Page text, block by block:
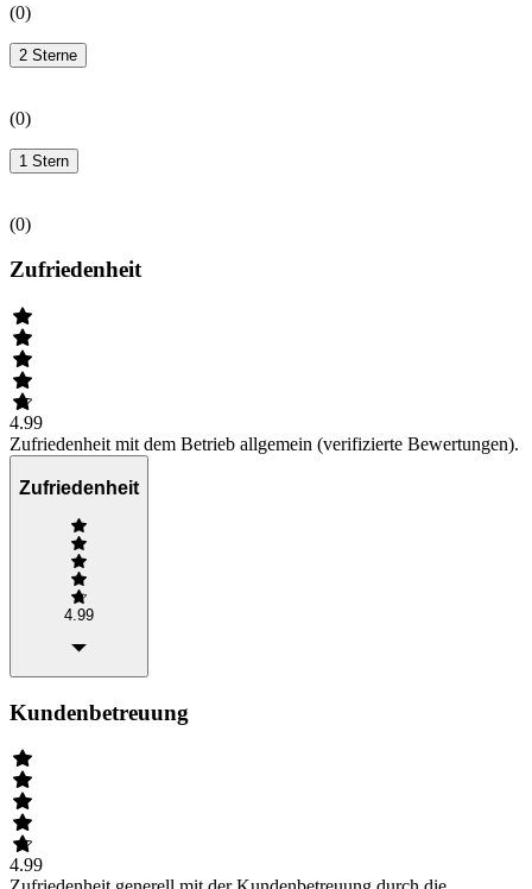
(0)
2 Sterne
(0)
1 Stern
(0)
Zufriedenheit
4.99
Zufriedenheit mit dem Betrieb allgemein (verifizierte Bewertungen).
Zufriedenheit
4.99
Kundenbetreuung
4.99